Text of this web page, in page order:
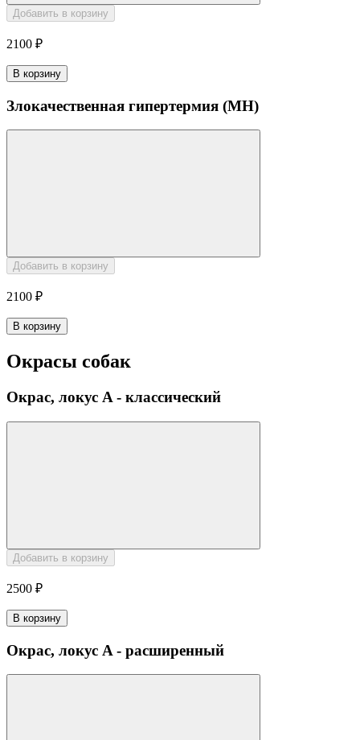
Добавить в корзину
2100 ₽
В корзину
Злокачественная гипертермия (MH)
Добавить в корзину
2100 ₽
В корзину
Окрасы собак
Окрас, локус A - классический
Добавить в корзину
2500 ₽
В корзину
Окрас, локус A - расширенный